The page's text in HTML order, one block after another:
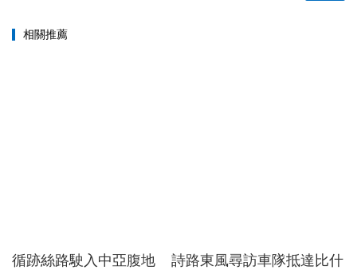
相關推薦
循跡絲路駛入中亞腹地 詩路東風尋訪車隊抵達比什